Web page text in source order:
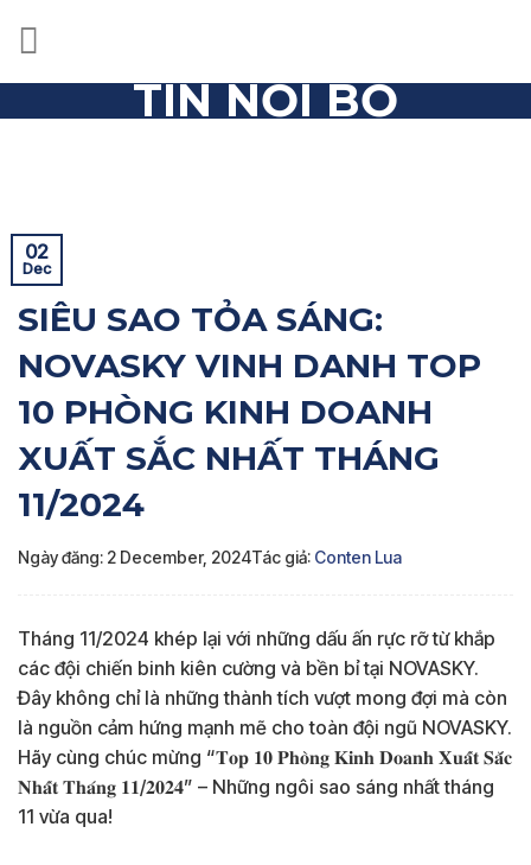
TIN NỘI BỘ
02
Dec
SIÊU SAO TỎA SÁNG:
NOVASKY VINH DANH TOP
10 PHÒNG KINH DOANH
XUẤT SẮC NHẤT THÁNG
11/2024
Ngày đăng: 2 December, 2024Tác giả: Conten Lua
Tháng 11/2024 khép lại với những dấu ấn rực rỡ từ khắp
các đội chiến binh kiên cường và bền bỉ tại NOVASKY.
Đây không chỉ là những thành tích vượt mong đợi mà còn
là nguồn cảm hứng mạnh mẽ cho toàn đội ngũ NOVASKY.
Hãy cùng chúc mừng “𝐓𝐨𝐩 𝟏𝟎 𝐏𝐡𝐨̀𝐧𝐠 𝐊𝐢𝐧𝐡 𝐃𝐨𝐚𝐧𝐡 𝐗𝐮𝐚̂́𝐭 𝐒𝐚̆́𝐜
𝐍𝐡𝐚̂́𝐭 𝐓𝐡𝐚́𝐧𝐠 𝟏𝟏/𝟐𝟎𝟐𝟒” – Những ngôi sao sáng nhất tháng
11 vừa qua!